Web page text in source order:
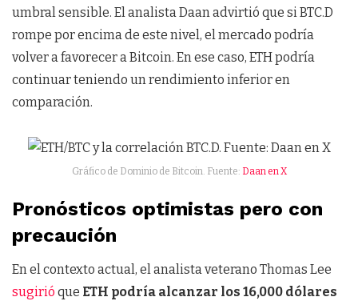
umbral sensible. El analista Daan advirtió que si BTC.D
rompe por encima de este nivel, el mercado podría
volver a favorecer a Bitcoin. En ese caso, ETH podría
continuar teniendo un rendimiento inferior en
comparación.
Gráfico de Dominio de Bitcoin. Fuente: Daan en X
Pronósticos optimistas pero con
precaución
En el contexto actual, el analista veterano Thomas Lee
sugirió que ETH podría alcanzar los 16,000 dólares